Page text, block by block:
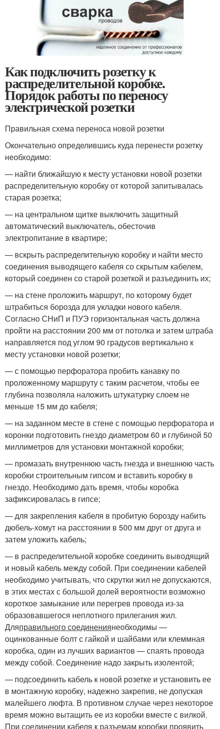
Как подключить розетку к
распределительной коробке.
Порядок работы по переносу
электрической розетки
Правильная схема переноса новой розетки
Окончательно определившись куда перенести розетку
необходимо:
— найти ближайшую к месту установки новой розетки
распределительную коробку от которой запитывалась
старая розетка;
— на центральном щитке выключить защитный
автоматический выключатель, обесточив
электропитание в квартире;
— вскрыть распределительную коробку и найти место
соединения выводящего кабеля со скрытым кабелем,
который соединен со старой розеткой и разъединить их;
— на стене проложить маршрут, по которому будет
штрабиться борозда для укладки нового кабеля.
Согласно СНиП и ПУЭ горизонтальная часть должна
пройти на расстоянии 200 мм от потолка и затем штраба
направляется под углом 90 градусов вертикально к
месту установки новой розетки;
— с помощью перфоратора пробить канавку по
проложенному маршруту с таким расчетом, чтобы ее
глубина позволяла наложить штукатурку слоем не
меньше 15 мм до кабеля;
— на заданном месте в стене с помощью перфоратора и
коронки подготовить гнездо диаметром 60 и глубиной 50
миллиметров для установки монтажной коробки;
— промазать внутреннюю часть гнезда и внешнюю часть
коробки строительным гипсом и вставить коробку в
гнездо. Необходимо дать время, чтобы коробка
зафиксировалась в гипсе;
— для закрепления кабеля в пробитую борозду набить
дюбель-хомут на расстоянии в 500 мм друг от друга и
затем уложить кабель;
— в распределительной коробке соединить выводящий
и новый кабель между собой. При соединении кабелей
необходимо учитывать, что скрутки жил не допускаются,
в этих местах с большой долей вероятности возможно
короткое замыкание или перегрев провода из-за
образовавшегося неплотного прилегания жил.
Дляправильного соединениянеобходимы —
оцинкованные болт с гайкой и шайбами или клеммная
коробка, один из лучших вариантов — спаять провода
между собой. Соединение надо закрыть изолентой;
— подсоединить кабель к новой розетке и установить ее
в монтажную коробку, надежно закрепив, не допуская
малейшего люфта. В противном случае через некоторое
время можно вытащить ее из коробки вместе с вилкой.
При соединении кабеля к разъемам коробки проявить